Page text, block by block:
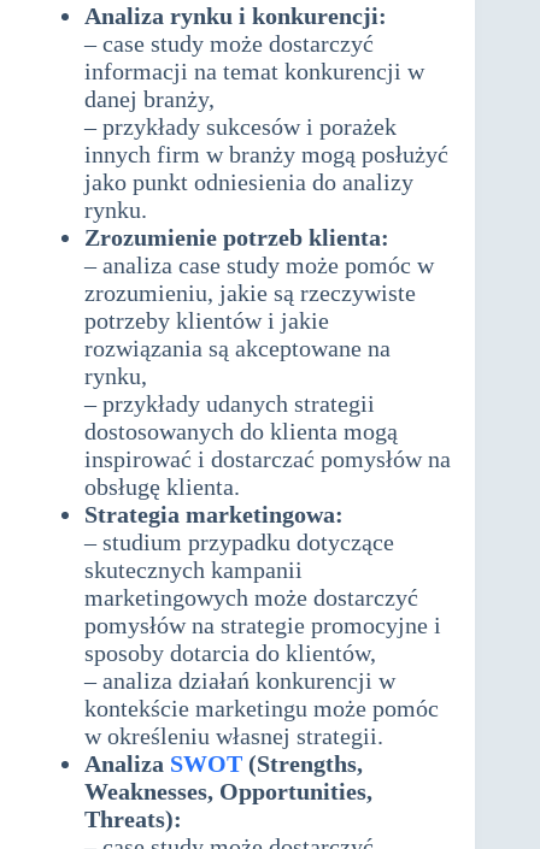
Analiza rynku i konkurencji:
– case study może dostarczyć
informacji na temat konkurencji w
danej branży,
– przykłady sukcesów i porażek
innych firm w branży mogą posłużyć
jako punkt odniesienia do analizy
rynku.
Zrozumienie potrzeb klienta:
– analiza case study może pomóc w
zrozumieniu, jakie są rzeczywiste
potrzeby klientów i jakie
rozwiązania są akceptowane na
rynku,
– przykłady udanych strategii
dostosowanych do klienta mogą
inspirować i dostarczać pomysłów na
obsługę klienta.
Strategia marketingowa:
– studium przypadku dotyczące
skutecznych kampanii
marketingowych może dostarczyć
pomysłów na strategie promocyjne i
sposoby dotarcia do klientów,
– analiza działań konkurencji w
kontekście marketingu może pomóc
w określeniu własnej strategii.
Analiza SWOT (Strengths,
Weaknesses, Opportunities,
Threats):